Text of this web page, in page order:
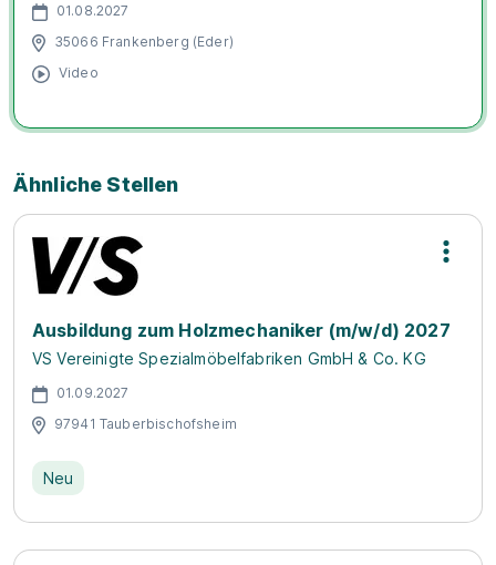
01.08.2027
35066 Frankenberg (Eder)
Video
Ähnliche Stellen
Ausbildung zum Holzmechaniker (m/w/d) 2027
VS Vereinigte Spezialmöbelfabriken GmbH & Co. KG
01.09.2027
97941 Tauberbischofsheim
Neu